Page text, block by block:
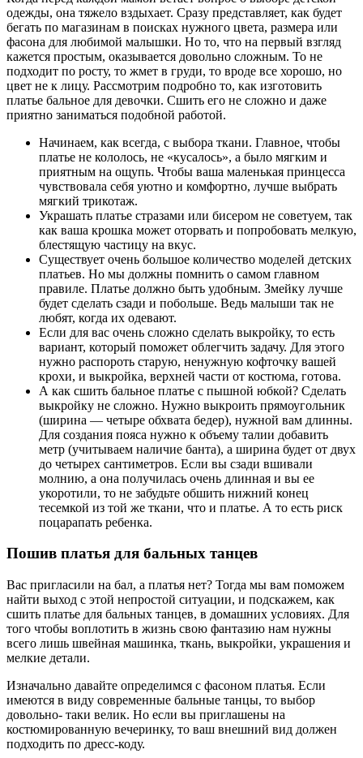
одежды, она тяжело вздыхает. Сразу представляет, как будет
бегать по магазинам в поисках нужного цвета, размера или
фасона для любимой малышки. Но то, что на первый взгляд
кажется простым, оказывается довольно сложным. То не
подходит по росту, то жмет в груди, то вроде все хорошо, но
цвет не к лицу. Рассмотрим подробно то, как изготовить
платье бальное для девочки. Сшить его не сложно и даже
приятно заниматься подобной работой.
Начинаем, как всегда, с выбора ткани. Главное, чтобы
платье не кололось, не «кусалось», а было мягким и
приятным на ощупь. Чтобы ваша маленькая принцесса
чувствовала себя уютно и комфортно, лучше выбрать
мягкий трикотаж.
Украшать платье стразами или бисером не советуем, так
как ваша крошка может оторвать и попробовать мелкую,
блестящую частицу на вкус.
Существует очень большое количество моделей детских
платьев. Но мы должны помнить о самом главном
правиле. Платье должно быть удобным. Змейку лучше
будет сделать сзади и побольше. Ведь малыши так не
любят, когда их одевают.
Если для вас очень сложно сделать выкройку, то есть
вариант, который поможет облегчить задачу. Для этого
нужно распороть старую, ненужную кофточку вашей
крохи, и выкройка, верхней части от костюма, готова.
А как сшить бальное платье с пышной юбкой? Сделать
выкройку не сложно. Нужно выкроить прямоугольник
(ширина — четыре обхвата бедер), нужной вам длинны.
Для создания пояса нужно к объему талии добавить
метр (учитываем наличие банта), а ширина будет от двух
до четырех сантиметров. Если вы сзади вшивали
молнию, а она получилась очень длинная и вы ее
укоротили, то не забудьте обшить нижний конец
тесемкой из той же ткани, что и платье. А то есть риск
поцарапать ребенка.
Пошив платья для бальных танцев
Вас пригласили на бал, а платья нет? Тогда мы вам поможем
найти выход с этой непростой ситуации, и подскажем, как
сшить платье для бальных танцев, в домашних условиях. Для
того чтобы воплотить в жизнь свою фантазию нам нужны
всего лишь швейная машинка, ткань, выкройки, украшения и
мелкие детали.
Изначально давайте определимся с фасоном платья. Если
имеются в виду современные бальные танцы, то выбор
довольно- таки велик. Но если вы приглашены на
костюмированную вечеринку, то ваш внешний вид должен
подходить по дресс-коду.